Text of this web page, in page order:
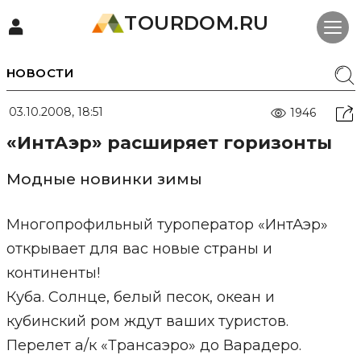
TOURDOM.RU
НОВОСТИ
03.10.2008, 18:51 1946
«ИнтАэр» расширяет горизонты
Модные новинки зимы
Многопрофильный туроператор «ИнтАэр»
открывает для вас новые страны и
континенты!
Куба. Солнце, белый песок, океан и
кубинский ром ждут ваших туристов.
Перелет а/к «Трансаэро» до Варадеро.